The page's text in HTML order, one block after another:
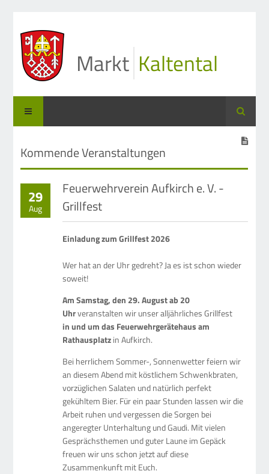
Markt Kaltental
Suche
Kommende Veranstaltungen
29
Aug
Feuerwehrverein Aufkirch e. V. -
Grillfest
Einladung zum Grillfest 2026
Wer hat an der Uhr gedreht? Ja es ist schon wieder
soweit!
Am Samstag, den 29. August ab 20
Uhrveranstalten wir unser alljährliches Grillfest
in und um das Feuerwehrgerätehaus am
Rathausplatzin Aufkirch.
Bei herrlichem Sommer-, Sonnenwetter feiern wir
an diesem Abend mit köstlichem Schwenkbraten,
vorzüglichen Salaten und natürlich perfekt
gekühltem Bier. Für ein paar Stunden lassen wir die
Arbeit ruhen und vergessen die Sorgen bei
angeregter Unterhaltung und Gaudi. Mit vielen
Gesprächsthemen und guter Laune im Gepäck
freuen wir uns schon jetzt auf diese
Zusammenkunft mit Euch.